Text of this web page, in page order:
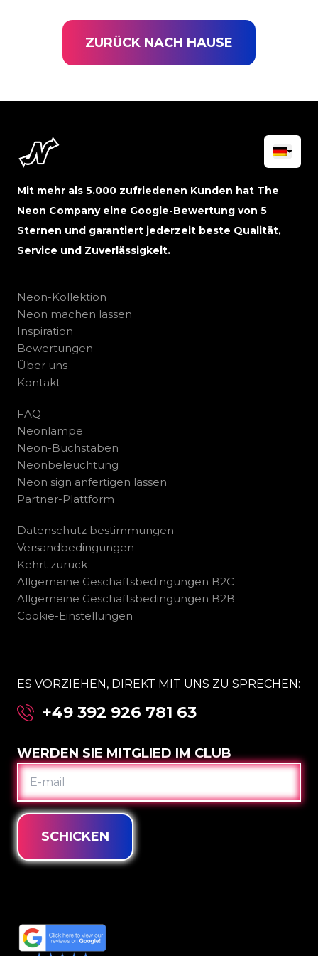
ZURÜCK NACH HAUSE
Mit mehr als 5.000 zufriedenen Kunden hat The
Neon Company eine Google-Bewertung von 5
Sternen und garantiert jederzeit beste Qualität,
Service und Zuverlässigkeit.
Neon-Kollektion
Neon machen lassen
Inspiration
Bewertungen
Über uns
Kontakt
FAQ
Neonlampe
Neon-Buchstaben
Neonbeleuchtung
Neon sign anfertigen lassen
Partner-Plattform
Datenschutz bestimmungen
Versandbedingungen
Kehrt zurück
Allgemeine Geschäftsbedingungen B2C
Allgemeine Geschäftsbedingungen B2B
Cookie-Einstellungen
ES VORZIEHEN, DIREKT MIT UNS ZU SPRECHEN:
+49 392 926 781 63
WERDEN SIE MITGLIED IM CLUB
E-
MAIL
SCHICKEN